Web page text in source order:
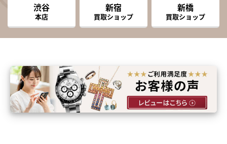
渋谷
本店
新宿
買取ショップ
新橋
買取ショップ